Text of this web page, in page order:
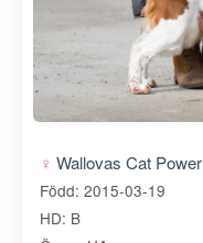
Wallovas Cat Power
Född: 2015-03-19
HD: B